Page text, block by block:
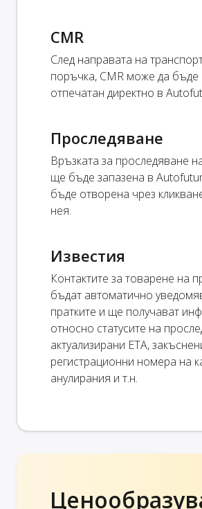
CMR
След направата на
поръчка, CMR може да бъде
отпечатан директно в
Проследяване
Връзката за проследяване
ще бъде запазена в
бъде отворена чрез
нея.
Известия
Контактите за товарене на
бъдат автоматично
пратките и ще получават
относно статусите на
актуализирани ETA,
регистрационни номера на
анулирания и т.н.